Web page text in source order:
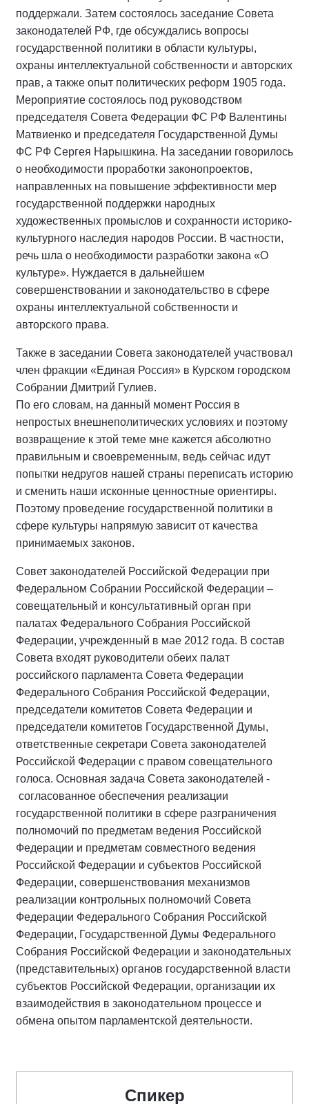
поддержали. Затем состоялось заседание Совета
законодателей РФ, где обсуждались вопросы
государственной политики в области культуры,
охраны интеллектуальной собственности и авторских
прав, а также опыт политических реформ 1905 года.
Мероприятие состоялось под руководством
председателя Совета Федерации ФС РФ Валентины
Матвиенко и председателя Государственной Думы
ФС РФ Сергея Нарышкина. На заседании говорилось
о необходимости проработки законопроектов,
направленных на повышение эффективности мер
государственной поддержки народных
художественных промыслов и сохранности историко-
культурного наследия народов России. В частности,
речь шла о необходимости разработки закона «О
культуре». Нуждается в дальнейшем
совершенствовании и законодательство в сфере
охраны интеллектуальной собственности и
авторского права.
Также в заседании Совета законодателей участвовал
член фракции «Единая Россия» в Курском городском
Собрании Дмитрий Гулиев.
По его словам, на данный момент Россия в
непростых внешнеполитических условиях и поэтому
возвращение к этой теме мне кажется абсолютно
правильным и своевременным, ведь сейчас идут
попытки недругов нашей страны переписать историю
и сменить наши исконные ценностные ориентиры.
Поэтому проведение государственной политики в
сфере культуры напрямую зависит от качества
принимаемых законов.
Совет законодателей Российской Федерации при
Федеральном Собрании Российской Федерации –
совещательный и консультативный орган при
палатах Федерального Собрания Российской
Федерации, учрежденный в мае 2012 года. В состав
Совета входят руководители обеих палат
российского парламента Совета Федерации
Федерального Собрания Российской Федерации,
председатели комитетов Совета Федерации и
председатели комитетов Государственной Думы,
ответственные секретари Совета законодателей
Российской Федерации с правом совещательного
голоса. Основная задача Совета законодателей -
согласованное обеспечения реализации
государственной политики в сфере разграничения
полномочий по предметам ведения Российской
Федерации и предметам совместного ведения
Российской Федерации и субъектов Российской
Федерации, совершенствования механизмов
реализации контрольных полномочий Совета
Федерации Федерального Собрания Российской
Федерации, Государственной Думы Федерального
Собрания Российской Федерации и законодательных
(представительных) органов государственной власти
субъектов Российской Федерации, организации их
взаимодействия в законодательном процессе и
обмена опытом парламентской деятельности.
Спикер